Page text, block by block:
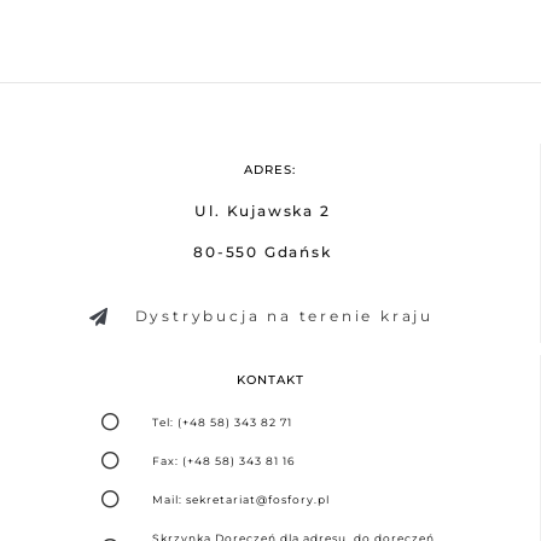
ADRES:
Ul. Kujawska 2
80-550 Gdańsk
Dystrybucja na terenie kraju
KONTAKT
Tel: (+48 58) 343 82 71
Fax: (+48 58) 343 81 16
Mail: sekretariat@fosfory.pl
Skrzynka Doręczeń dla adresu do doręczeń